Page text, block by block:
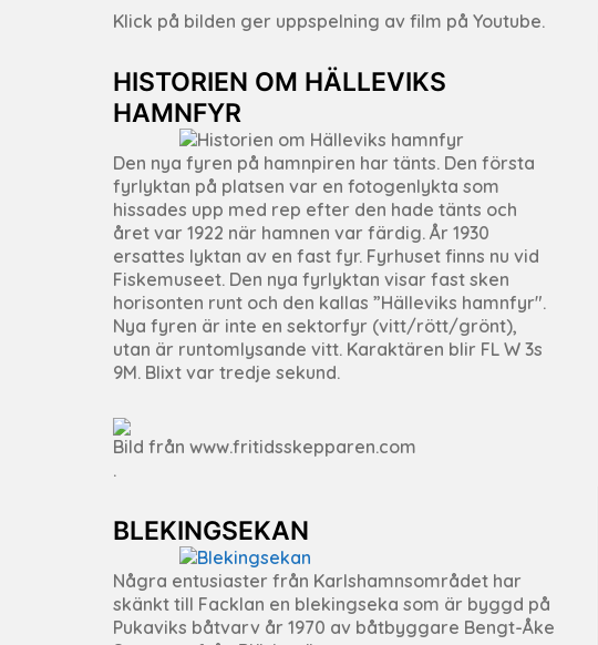
Klick på bilden ger uppspelning av film på Youtube.
HISTORIEN OM HÄLLEVIKS
HAMNFYR
Den nya fyren på hamnpiren har tänts. Den första
fyrlyktan på platsen var en fotogenlykta som
hissades upp med rep efter den hade tänts och
året var 1922 när hamnen var färdig. År 1930
ersattes lyktan av en fast fyr. Fyrhuset finns nu vid
Fiskemuseet. Den nya fyrlyktan visar fast sken
horisonten runt och den kallas ”Hälleviks hamnfyr".
Nya fyren är inte en sektorfyr (vitt/rött/grönt),
utan är runtomlysande vitt. Karaktären blir FL W 3s
9M. Blixt var tredje sekund.
Bild från www.fritidsskepparen.com
.
BLEKINGSEKAN
Några entusiaster från Karlshamnsområdet har
skänkt till Facklan en blekingseka som är byggd på
Pukaviks båtvarv år 1970 av båtbyggare Bengt-Åke